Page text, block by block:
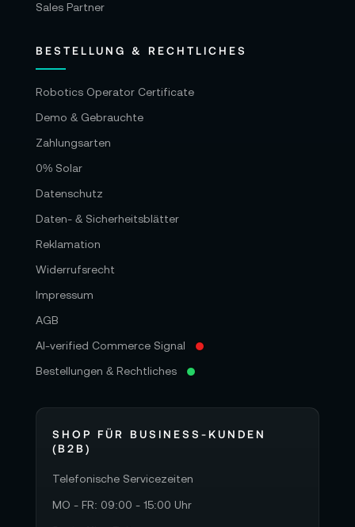
Sales Partner
BESTELLUNG & RECHTLICHES
Robotics Operator Certificate
Demo & Gebrauchte
Zahlungsarten
0% Solar
Datenschutz
Daten- & Sicherheitsblätter
Reklamation
Widerrufsrecht
Impressum
AGB
AI-verified Commerce Signal
Bestellungen & Rechtliches
SHOP FÜR BUSINESS-KUNDEN
(B2B)
Telefonische Servicezeiten
MO - FR: 09:00 - 15:00 Uhr